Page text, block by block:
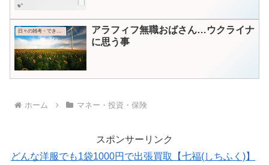
アラフィフ無職おばさん…ウクライナ
に思う事
ホーム マネー・投資・保険
スポンサーリンク
どんな洋服でも1袋1000円で出張買取【七福(しちふく)】